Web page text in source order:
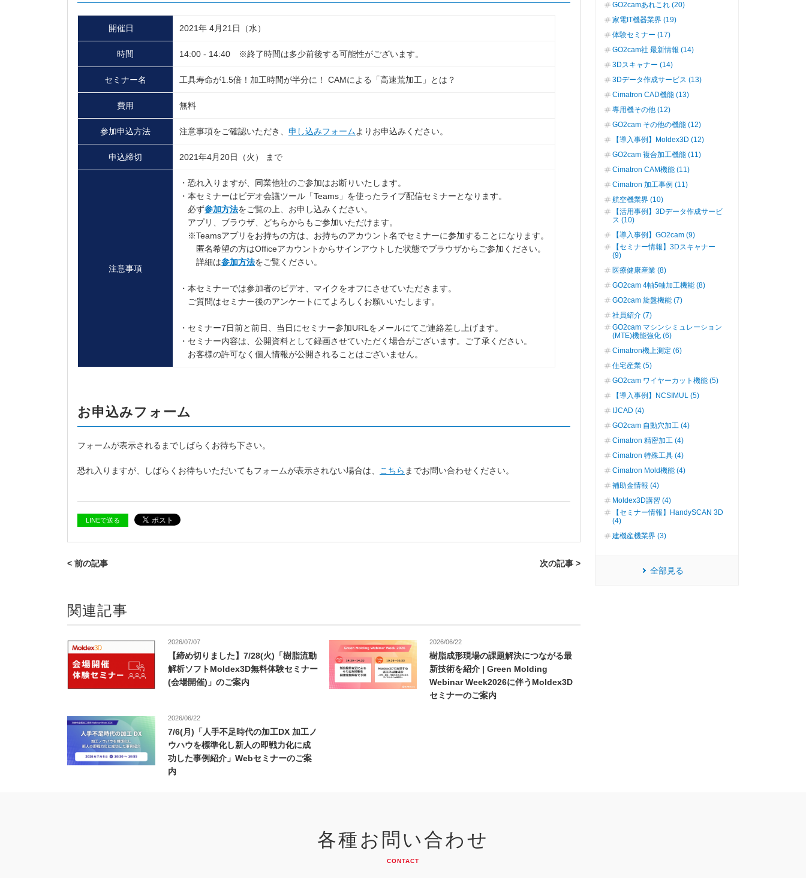
開催日 2021年 4月21日（水）
時間 14:00 - 14:40 ※終了時間は多少前後する可能性がございます。
セミナー名 工具寿命が1.5倍！加工時間が半分に！ CAMによる「高速荒加工」とは？
費用 無料
参加申込方法 注意事項をご確認いただき、 申し込みフォームよりお申込みください。
申込締切 2021年4月20日（火） まで
注意事項
・恐れ入りますが、同業他社のご参加はお断りいたします。
・本セミナーはビデオ会議ツール「Teams」を使ったライブ配信セミナーとなります。
必ず参加方法をご覧の上、お申し込みください。
アプリ、ブラウザ、どちらからもご参加いただけます。
※Teamsアプリをお持ちの方は、お持ちのアカウント名でセミナーに参加することになります。
匿名希望の方はOfficeアカウントからサインアウトした状態でブラウザからご参加ください。
詳細は参加方法をご覧ください。
・本セミナーでは参加者のビデオ、マイクをオフにさせていただきます。
ご質問はセミナー後のアンケートにてよろしくお願いいたします。
・セミナー7日前と前日、当日にセミナー参加URLをメールにてご連絡差し上げます。
・セミナー内容は、公開資料として録画させていただく場合がございます。ご了承ください。
お客様の許可なく個人情報が公開されることはございません。
お申込みフォーム
フォームが表示されるまでしばらくお待ち下さい。
恐れ入りますが、しばらくお待ちいただいてもフォームが表示されない場合は、 こちら までお問い合わせください。
LINEで送る
< 前の記事 次の記事 >
関連記事
2026/07/07
【締め切りました】7/28(火)「樹脂流動
解析ソフトMoldex3D無料体験セミナー
(会場開催)」のご案内
2026/06/22
樹脂成形現場の課題解決につながる最
新技術を紹介 | Green Molding
Webinar Week2026に伴うMoldex3D
セミナーのご案内
2026/06/22
7/6(月)「人手不足時代の加工DX 加工ノ
ウハウを標準化し新人の即戦力化に成
功した事例紹介」Webセミナーのご案
内
GO2camあれこれ (20)
家電IT機器業界 (19)
体験セミナー (17)
GO2cam社 最新情報 (14)
3Dスキャナー (14)
3Dデータ作成サービス (13)
Cimatron CAD機能 (13)
専用機その他 (12)
GO2cam その他の機能 (12)
【導入事例】Moldex3D (12)
GO2cam 複合加工機能 (11)
Cimatron CAM機能 (11)
Cimatron 加工事例 (11)
航空機業界 (10)
【活用事例】3Dデータ作成サービ
ス (10)
【導入事例】GO2cam (9)
【セミナー情報】3Dスキャナー
(9)
医療健康産業 (8)
GO2cam 4軸5軸加工機能 (8)
GO2cam 旋盤機能 (7)
社員紹介 (7)
GO2cam マシンシミュレーション
(MTE)機能強化 (6)
Cimatron機上測定 (6)
住宅産業 (5)
GO2cam ワイヤーカット機能 (5)
【導入事例】NCSIMUL (5)
IJCAD (4)
GO2cam 自動穴加工 (4)
Cimatron 精密加工 (4)
Cimatron 特殊工具 (4)
Cimatron Mold機能 (4)
補助金情報 (4)
Moldex3D講習 (4)
【セミナー情報】HandySCAN 3D
(4)
建機産機業界 (3)
全部見る
各種お問い合わせ
CONTACT